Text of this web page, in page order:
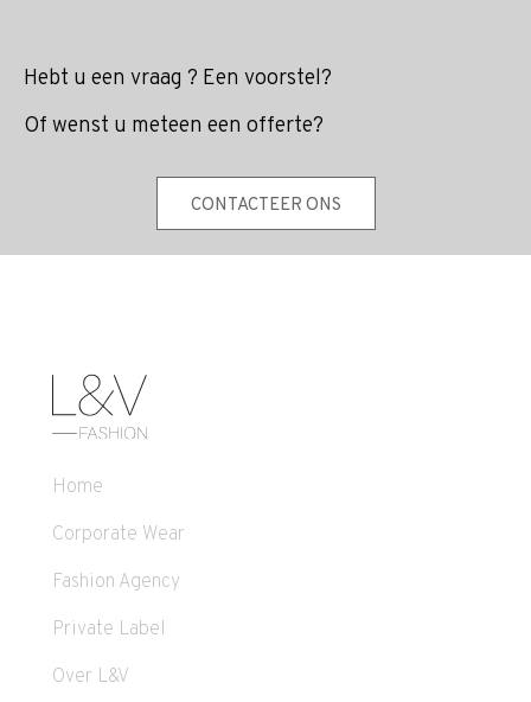
Hebt u een vraag ? Een voorstel?
Of wenst u meteen een offerte?
CONTACTEER ONS
Home
Corporate Wear
Fashion Agency
Private Label
Over L&V